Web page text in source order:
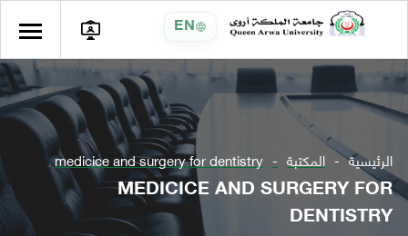
EN
الرئيسية المكتبة medicice and surgery for dentistry
MEDICICE AND SURGERY FOR
DENTISTRY